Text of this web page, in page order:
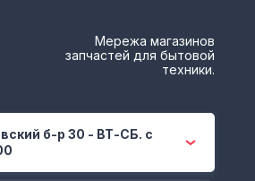
Мережа магазинов
запчастей для бытовой
техники.
б-р 30 - ВТ-СБ. с